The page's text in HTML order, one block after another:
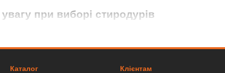
при виборі стиродурів
Каталог Клієнтам